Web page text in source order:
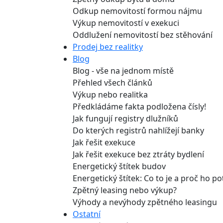
Odkup nemovitostí formou nájmu
Výkup nemovitostí v exekuci
Oddlužení nemovitostí bez stěhování
Prodej bez realitky
Blog
Blog - vše na jednom místě
Přehled všech článků
Výkup nebo realitka
Předkládáme fakta podložena čísly!
Jak fungují registry dlužníků
Do kterých registrů nahlížejí banky
Jak řešit exekuce
Jak řešit exekuce bez ztráty bydlení
Energetický štítek budov
Energetický štítek: Co to je a proč ho
Zpětný leasing nebo výkup?
Výhody a nevýhody zpětného leasingu
Ostatní